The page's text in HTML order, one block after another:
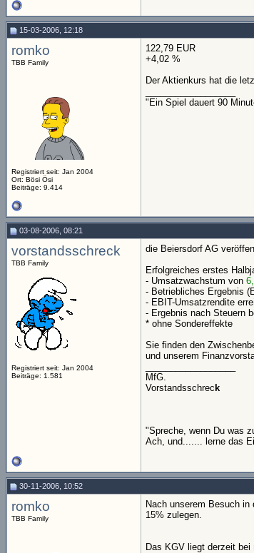
15-03-2006, 12:18
romko
TBB Family
Registriert seit: Jan 2004
Ort: Bösi Ösi
Beiträge: 9.414
122,79 EUR
+4,02 %
Der Aktienkurs hat die
"Ein Spiel dauert 90
03-08-2006, 08:21
vorstandsschreck
TBB Family
Registriert seit: Jan 2004
Beiträge: 1.581
die Beiersdorf AG
Erfolgreiches erstes
- Umsatzwachstum von
- Betriebliches Ergebnis
- EBIT-Umsatzrendite
- Ergebnis nach Steuern
* ohne Sondereffekte
Sie finden den
und unserem
MfG.
Vorstandsschrec k
"Spreche, wenn Du was
Ach, und....... lerne das
30-11-2006, 10:52
romko
TBB Family
Nach unserem Besuch
15% zulegen.
Das KGV liegt derzeit